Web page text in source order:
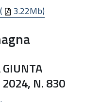
3.22Mb)
2024, N. 830